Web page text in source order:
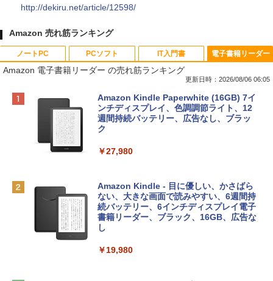
http://dekiru.net/article/12598/
Amazon 売れ筋ランキング
ノートPC
Apple 2026 MacBook Neo A18 Proチッ
プ搭載13インチノートブック：AIとAppl
e Intelligenceのために設計、Liquid Ret
inaディスプレイ、8GBユニファイドメモ
eTime HDカメラ、Touch ID - インディ
￥137,800
tomtoc 360°保護 15.6 16インチ パソコ
ンケース Dell NEC Lavie ASUS HP dyna
PCソフト
Xbox プリペイドカード 10,000円 デジタ
ルコード 【旧 Xbox ギフトカード】 [オ
ンラインコード]
定バーチャルアイテムを含む】 【オンラ
インゲームコード】 ロブロックス | オン
ラインコード版
￥1,300
IT入門書
生成AIパスポート公式テキスト 第４版
￥1,766
出す プロンプトの言葉 AI画像生成シリー
ズ (はぴーイラストLabo)
￥99
ClaudeCode いちばんやさしい 教科書:
電子書籍リーダー
Amazon 電子書籍リーダー の売れ筋ランキング
更新日時：2026/08/06 06:05
Amazon Kindle Paperwhite (16GB) 7イ
ンチディスプレイ、色調調節ライト、12
週間持続バッテリー、広告なし、ブラッ
ク
￥27,980
Amazon Kindle - 目に優しい、かさばら
ない、大きな画面で読みやすい、6週間持
続バッテリー、6インチディスプレイ電子
書籍リーダー、ブラック、16GB、広告な
し
￥19,980